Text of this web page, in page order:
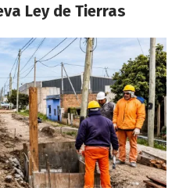
Ley de Tierras